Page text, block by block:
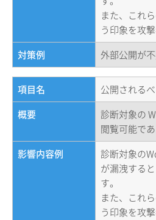
また、これ
う印象を攻
対策例
外部公開が
項目名
公開される
概要
診断対象の
閲覧可能で
影響内容例
診断対象の
が漏洩する
す。
また、これ
う印象を攻